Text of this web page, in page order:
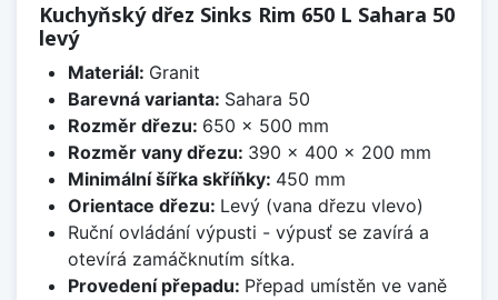
Kuchyňský dřez Sinks Rim 650 L Sahara 50
levý
Materiál: Granit
Barevná varianta: Sahara 50
Rozměr dřezu: 650 x 500 mm
Rozměr vany dřezu: 390 x 400 x 200 mm
Minimální šířka skříňky: 450 mm
Orientace dřezu: Levý (vana dřezu vlevo)
Ruční ovládání výpusti - výpusť se zavírá a
otevírá zamáčknutím sítka.
Provedení přepadu: Přepad umístěn ve vaně